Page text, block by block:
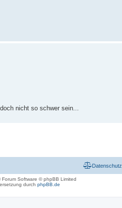
nicht so schwer sein...
Datenschutz
Forum Software © phpBB Limited
durch phpBB.de